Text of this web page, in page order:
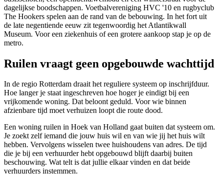
dagelijkse boodschappen. Voetbalvereniging HVC '10 en rugbyclub
The Hookers spelen aan de rand van de bebouwing. In het fort uit
de late negentiende eeuw zit tegenwoordig het Atlantikwall
Museum. Voor een ziekenhuis of een grotere aankoop stap je op de
metro.
Ruilen vraagt geen opgebouwde wachttijd
In de regio Rotterdam draait het reguliere systeem op inschrijfduur.
Hoe langer je staat ingeschreven hoe hoger je eindigt bij een
vrijkomende woning. Dat beloont geduld. Voor wie binnen
afzienbare tijd moet verhuizen loopt die route dood.
Een woning ruilen in Hoek van Holland gaat buiten dat systeem om.
Je zoekt zelf iemand die jouw huis wil en van wie jij het huis wilt
hebben. Vervolgens wisselen twee huishoudens van adres. De tijd
die je bij een verhuurder hebt opgebouwd blijft daarbij buiten
beschouwing. Wat telt is dat jullie elkaar vinden en dat beide
verhuurders instemmen.